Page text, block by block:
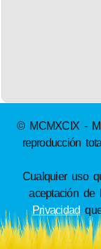
© MCMXCIX -
reproducción
Cualquier uso
aceptación
Privacidad